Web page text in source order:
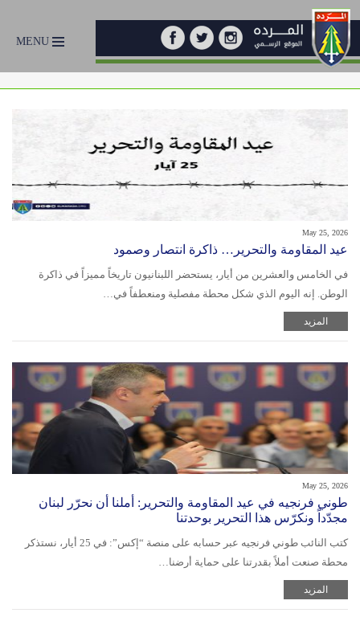
MENU
May 25, 2026
عيد المقاومة والتحرير… ذاكرة انتصار وصمود
في الخامس والعشرين من أيار، يستحضر اللبنانيون تاريخاً مميزاً في ذاكرة
الوطن. إنه اليوم الذي شكل محطة مفصلية ومنعطفاً في…
المزيد
May 25, 2026
طوني فرنجيه في عيد المقاومة والتحرير: أملنا أن نحرّر لبنان
مجدّداً ونكرّس هذا التحرير بوحدتنا
كتب النائب طوني فرنجيه عبر حسابه على منصة “إكس”: في 25 أيار، نستذكر
محطة صنعت أملاً بقدرتنا على حماية أرضنا…
المزيد